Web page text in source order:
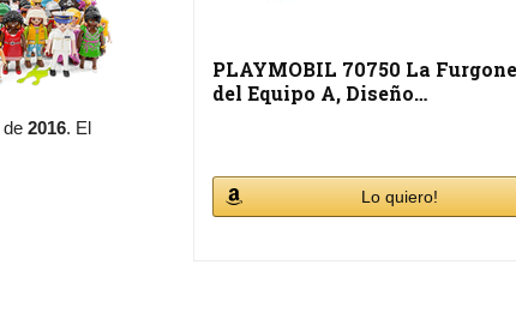
de 2016. El
PLAYMOBIL 70750 La
del Equipo A, Diseño…
Lo quiero!